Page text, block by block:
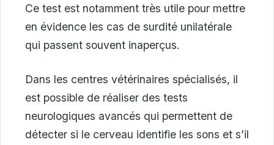
Ce test est notamment très utile pour mettre
en évidence les cas de surdité unilatérale
qui passent souvent inaperçus.
Dans les centres vétérinaires spécialisés, il
est possible de réaliser des tests
neurologiques avancés qui permettent de
détecter si le cerveau identifie les sons et s’il